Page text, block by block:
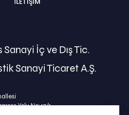
İç ve Dış Tic.
Sanayi Ticaret A.Ş.
Yolu No:47/1